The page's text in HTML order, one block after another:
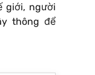
giới, người
thông để